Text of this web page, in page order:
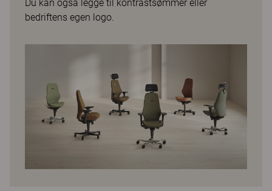
Du kan også legge til kontrastsømmer eller
bedriftens egen logo.